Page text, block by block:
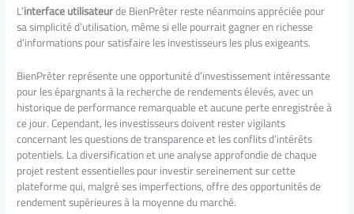
L’interface utilisateurde BienPrêter reste néanmoins appréciée pour
sa simplicité d’utilisation, même si elle pourrait gagner en richesse
d’informations pour satisfaire les investisseurs les plus exigeants.
BienPrêter représente une opportunité d’investissement intéressante
pour les épargnants à la recherche de rendements élevés, avec un
historique de performance remarquable et aucune perte enregistrée à
ce jour. Cependant, les investisseurs doivent rester vigilants
concernant les questions de transparence et les conflits d’intérêts
potentiels. La diversification et une analyse approfondie de chaque
projet restent essentielles pour investir sereinement sur cette
plateforme qui, malgré ses imperfections, offre des opportunités de
rendement supérieures à la moyenne du marché.